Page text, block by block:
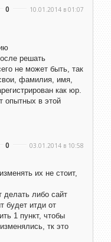
0 10.01.2014 в 01:07
решать
не может быть, так
фамилия, имя,
как юр.
опытных в этой
0 03.01.2014 в 10:58
их не стоит,
делать либо сайт
будет итди от
1 пункт, чтобы
тк это